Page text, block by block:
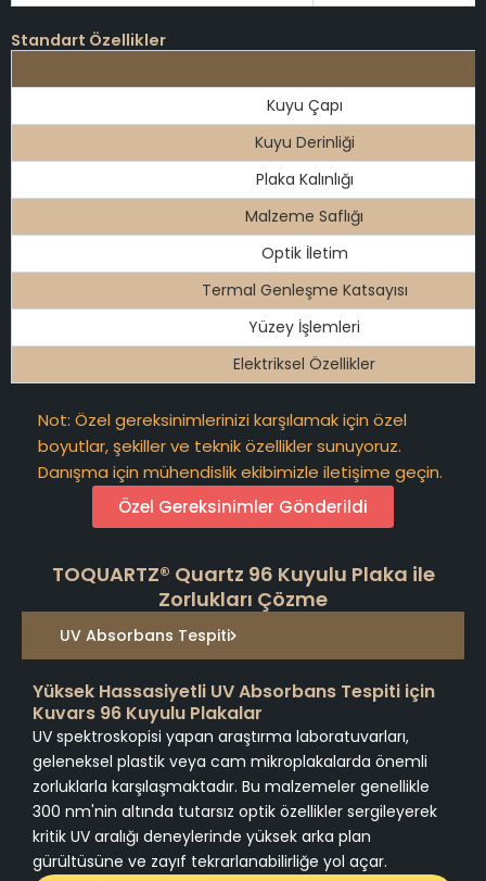
Standart Özellikler
Kuyu Çapı
Kuyu Derinliği
Plaka Kalınlığı
Malzeme Saflığı
Optik İletim
Termal Genleşme Katsayısı
Yüzey İşlemleri
Elektriksel Özellikler
Not: Özel gereksinimlerinizi karşılamak için özel
boyutlar, şekiller ve teknik özellikler sunuyoruz.
Danışma için mühendislik ekibimizle iletişime geçin.
Özel Gereksinimler Gönderildi
TOQUARTZ® Quartz 96 Kuyulu Plaka ile
Zorlukları Çözme
UV Absorbans Tespiti
Yüksek Hassasiyetli UV Absorbans Tespiti için
Kuvars 96 Kuyulu Plakalar
UV spektroskopisi yapan araştırma laboratuvarları,
geleneksel plastik veya cam mikroplakalarda önemli
zorluklarla karşılaşmaktadır. Bu malzemeler genellikle
300 nm'nin altında tutarsız optik özellikler sergileyerek
kritik UV aralığı deneylerinde yüksek arka plan
gürültüsüne ve zayıf tekrarlanabilirliğe yol açar.